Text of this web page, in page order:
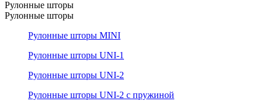
Рулонные шторы
Рулонные шторы
Рулонные шторы MINI
Рулонные шторы UNI-1
Рулонные шторы UNI-2
Рулонные шторы UNI-2 с пружиной